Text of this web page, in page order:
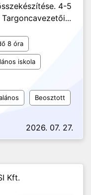
4-5
8 óra
iskola
Beosztott
2026. 07. 27.
Kft.